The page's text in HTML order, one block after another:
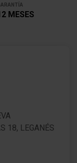
MESES
18, LEGANÉS